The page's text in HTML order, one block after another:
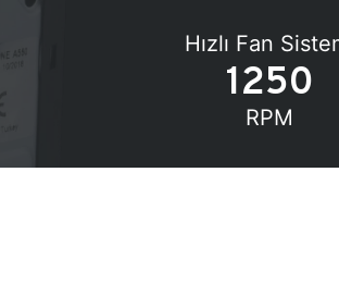
Hızlı Fan
1250
RPM